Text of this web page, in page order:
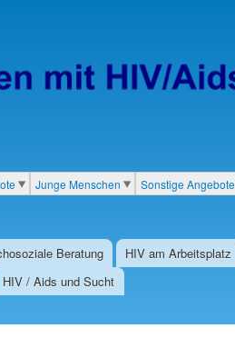
Junge Menschen Sonstige Angebote
Beratung
HIV am Arbeitsplatz
HIV / Aids und Sucht